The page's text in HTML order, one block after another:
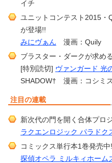
イチ
ユニットコンテスト2015・
が登場!!
みにヴぁん 漫画：Quily
ブラスター・ダークが求
[特別読切] ヴァンガード 光
SHADOW† 漫画：コシミ
注目の連載
新次代の門を開く合体プロ
ラクエンロジック パラドク
コミックス単行本1巻発売
探偵オペラ ミルキィホーム